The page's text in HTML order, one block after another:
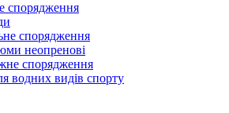
спорядження
спорядження
неопренові
спорядження
водних видів спорту